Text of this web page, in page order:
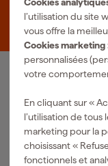
l’utilisation du site
vous offre la
Cookies marketing
personnalisées
votre
En cliquant sur «
l’utilisation de tous
marketing pour la
choisissant «
fonctionnels et
Outils pneumatiques